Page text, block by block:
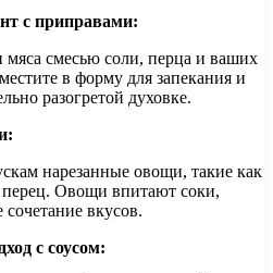
с приправами:
мяса смесью соли, перца и ваших
в форму для запекания и
разогретой духовке.
нарезанные овощи, такие как
перец. Овощи впитают соки,
сочетание вкусов.
с соусом: